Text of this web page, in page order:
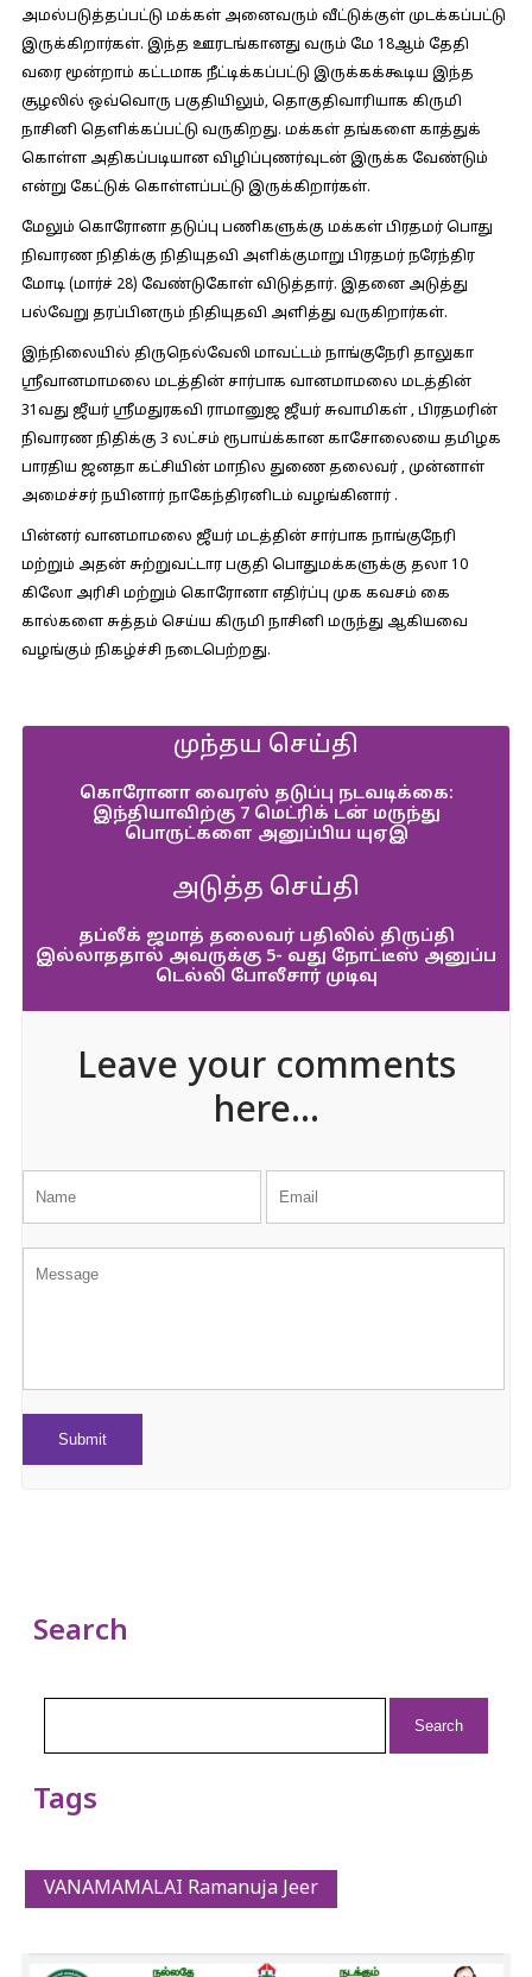
அமல்படுத்தப்பட்டு மக்கள் அனைவரும் வீட்டுக்குள் முடக்கப்பட்டு
இருக்கிறார்கள். இந்த ஊரடங்கானது வரும் மே 18ஆம் தேதி
வரை மூன்றாம் கட்டமாக நீட்டிக்கப்பட்டு இருக்கக்கூடிய இந்த
சூழலில் ஒவ்வொரு பகுதியிலும், தொகுதிவாரியாக கிருமி
நாசினி தெளிக்கப்பட்டு வருகிறது. மக்கள் தங்களை காத்துக்
கொள்ள அதிகப்படியான விழிப்புணர்வுடன் இருக்க வேண்டும்
என்று கேட்டுக் கொள்ளப்பட்டு இருக்கிறார்கள்.
மேலும் கொரோனா தடுப்பு பணிகளுக்கு மக்கள் பிரதமர் பொது
நிவாரண நிதிக்கு நிதியுதவி அளிக்குமாறு பிரதமர் நரேந்திர
மோடி (மார்ச் 28) வேண்டுகோள் விடுத்தார். இதனை அடுத்து
பல்வேறு தரப்பினரும் நிதியுதவி அளித்து வருகிறார்கள்.
இந்நிலையில் திருநெல்வேலி மாவட்டம் நாங்குநேரி தாலுகா
ஶ்ரீவானமாமலை மடத்தின் சார்பாக வானமாமலை மடத்தின்
31வது ஜீயர் ஶ்ரீமதுரகவி ராமானுஜ ஜீயர் சுவாமிகள் , பிரதமரின்
நிவாரண நிதிக்கு ₹3 லட்சம் ரூபாய்க்கான காசோலையை தமிழக
பாரதிய ஜனதா கட்சியின் மாநில துணை தலைவர் , முன்னாள்
அமைச்சர் நயினார் நாகேந்திரனிடம் வழங்கினார் .
பின்னர் வானமாமலை ஜீயர் மடத்தின் சார்பாக நாங்குநேரி
மற்றும் அதன் சுற்றுவட்டார பகுதி பொதுமக்களுக்கு தலா 10
கிலோ அரிசி மற்றும் கொரோனா எதிர்ப்பு முக கவசம் கை
கால்களை சுத்தம் செய்ய கிருமி நாசினி மருந்து ஆகியவை
வழங்கும் நிகழ்ச்சி நடைபெற்றது.
முந்தய செய்தி
கொரோனா வைரஸ் தடுப்பு நடவடிக்கை:
இந்தியாவிற்கு 7 மெட்ரிக் டன் மருந்து
பொருட்களை அனுப்பிய யுஏஇ
அடுத்த செய்தி
தப்லீக் ஜமாத் தலைவர் பதிலில் திருப்தி
இல்லாததால் அவருக்கு 5- வது நோட்டீஸ் அனுப்ப
டெல்லி போலீசார் முடிவு
Leave your comments
here...
Search
Tags
VANAMAMALAI Ramanuja Jeer